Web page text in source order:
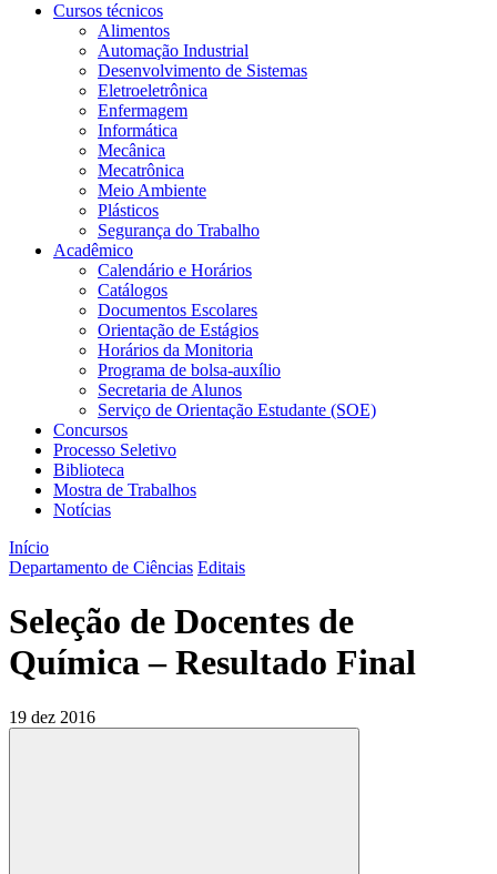
Cursos técnicos
Alimentos
Automação Industrial
Desenvolvimento de Sistemas
Eletroeletrônica
Enfermagem
Informática
Mecânica
Mecatrônica
Meio Ambiente
Plásticos
Segurança do Trabalho
Acadêmico
Calendário e Horários
Catálogos
Documentos Escolares
Orientação de Estágios
Horários da Monitoria
Programa de bolsa-auxílio
Secretaria de Alunos
Serviço de Orientação Estudante (SOE)
Concursos
Processo Seletivo
Biblioteca
Mostra de Trabalhos
Notícias
Início
Departamento de Ciências Editais
Seleção de Docentes de
Química – Resultado Final
19 dez 2016